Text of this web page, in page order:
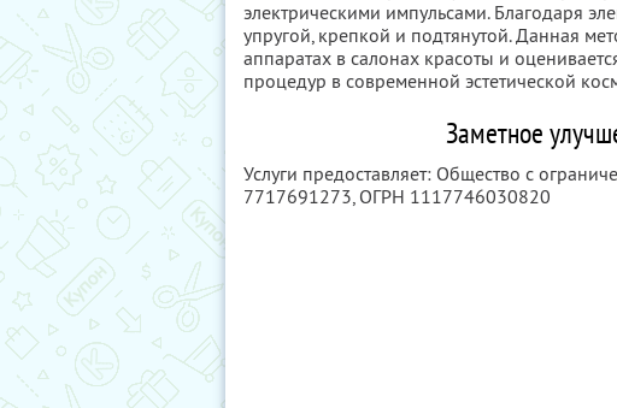
электрическими импульсами. Благодаря
упругой, крепкой и подтянутой. Данная
аппаратах в салонах красоты и
процедур в современной эстетической
Заметное
Услуги предоставляет: Общество с
7717691273, ОГРН 1117746030820